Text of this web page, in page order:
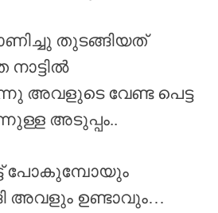
തുടങ്ങിയത്
അവളുടെ വേണ്ട പെട്ട
അടുപ്പം..
പോകുമ്പോയും
അവളും ഉണ്ടാവും…